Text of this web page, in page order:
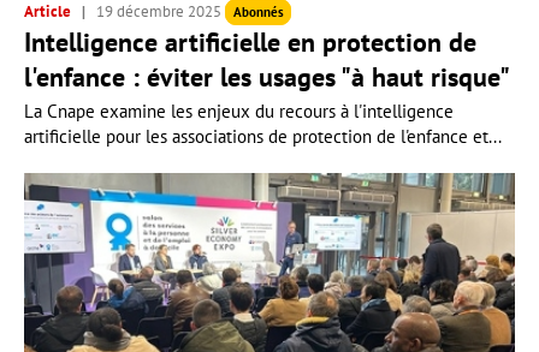
Article 19 décembre 2025 Abonnés
Intelligence artificielle en protection de
l'enfance : éviter les usages "à haut risque"
La Cnape examine les enjeux du recours à l'intelligence
artificielle pour les associations de protection de l'enfance et...